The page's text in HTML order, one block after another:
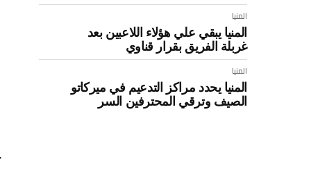
المنيا
المنيا يبقي علي هؤلاء اللاعبين بعد
غربلة الفريق بقرار قناوي
المنيا
المنيا يحدد مراكز التدعيم في ميركاتو
الصيف وترقي المحترفين السر